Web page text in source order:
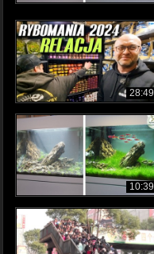
28:49
10:39